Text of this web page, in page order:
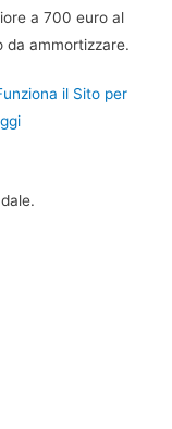
a 700 euro al
da ammortizzare.
il Sito per